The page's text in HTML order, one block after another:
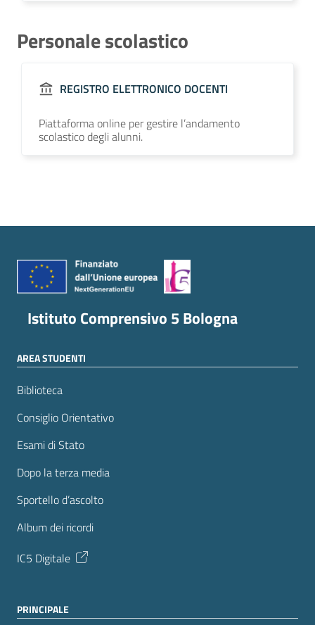
Personale scolastico
REGISTRO ELETTRONICO DOCENTI
Piattaforma online per gestire l’andamento
scolastico degli alunni.
Istituto Comprensivo 5 Bologna
AREA STUDENTI
Biblioteca
Consiglio Orientativo
Esami di Stato
Dopo la terza media
Sportello d’ascolto
Album dei ricordi
IC5 Digitale
PRINCIPALE